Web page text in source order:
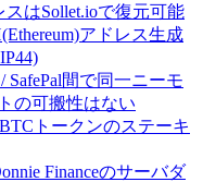
スはSollet.ioで復元可能
アドレス生成
SafePal間で同一ニーモ
の可搬性はない
トークンのステーキ
Financeのサーバダ